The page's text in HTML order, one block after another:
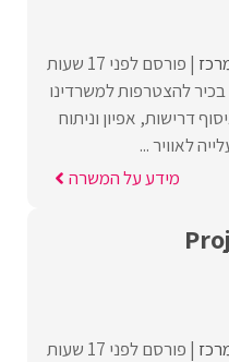
פורסם לפני 17 שעות
להצטרפות למשרדינו
דרישות, אפיון וניתוח
לאוויר ...
מידע על המשרה
פורסם לפני 17 שעות